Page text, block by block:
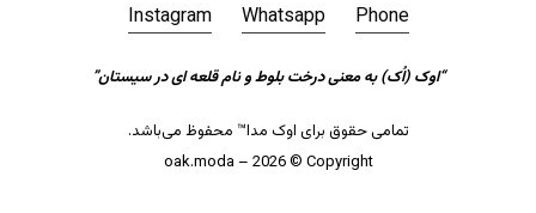
جمع جزء: 0تومان
مشاهده سبد خرید تسویه حساب
Instagram Whatsapp Phone
“اوک (اُک) به معنی درخت بلوط و نام قلعه ای در سیستان”
تمامی حقوق برای اوک مدا™ محفوظ می‌باشد.
oak.moda – 2026 © Copyright